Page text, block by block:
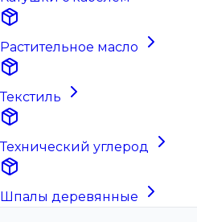
Растительное масло
Текстиль
Технический углерод
Шпалы деревянные